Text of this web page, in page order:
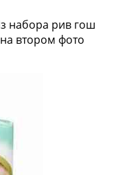
набора рив гош
втором фото